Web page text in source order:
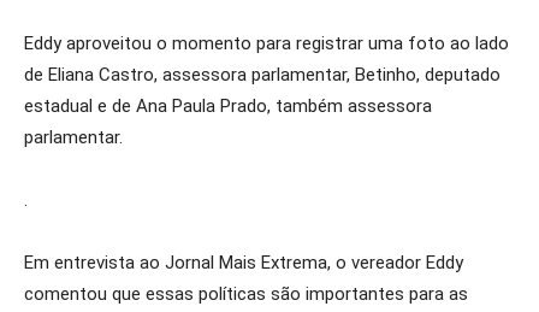
Eddy aproveitou o momento para registrar uma foto ao lado
de Eliana Castro, assessora parlamentar, Betinho, deputado
estadual e de Ana Paula Prado, também assessora
parlamentar.
.
Em entrevista ao Jornal Mais Extrema, o vereador Eddy
comentou que essas políticas são importantes para as